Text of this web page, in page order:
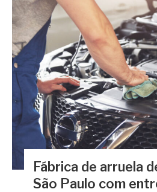
Fábrica de arruela
São Paulo com